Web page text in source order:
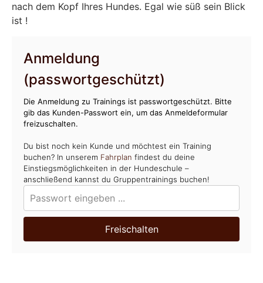
nach dem Kopf Ihres Hundes. Egal wie süß sein Blick
ist !
Anmeldung
(passwortgeschützt)
Die Anmeldung zu Trainings ist passwortgeschützt. Bitte
gib das Kunden-Passwort ein, um das Anmeldeformular
freizuschalten.
Du bist noch kein Kunde und möchtest ein Training
buchen? In unserem Fahrplan findest du deine
Einstiegsmöglichkeiten in der Hundeschule –
anschließend kannst du Gruppentrainings buchen!
Freischalten